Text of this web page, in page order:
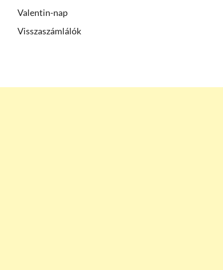
Valentin-nap
Visszaszámlálók